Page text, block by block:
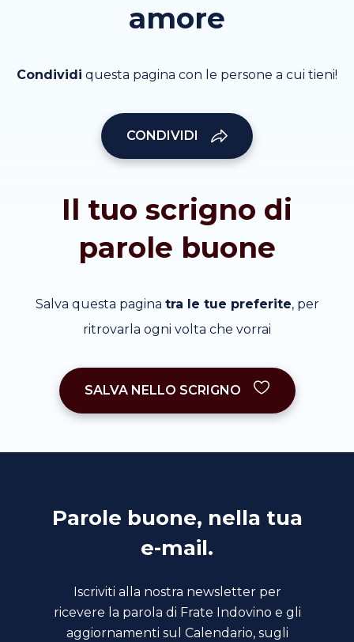
amore
Condividi questa pagina con le persone a cui tieni!
CONDIVIDI
Il tuo scrigno di
parole buone
Salva questa pagina tra le tue preferite, per
ritrovarla ogni volta che vorrai
SALVA NELLO SCRIGNO
Parole buone, nella tua
e-mail.
Iscriviti alla nostra newsletter per
ricevere la parola di Frate Indovino e gli
aggiornamenti sul Calendario, sugli